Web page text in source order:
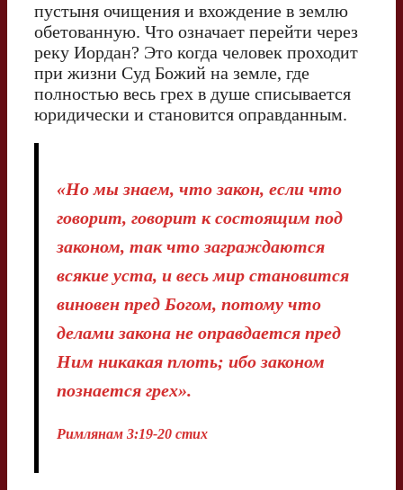
пустыня очищения и вхождение в землю
обетованную. Что означает перейти через
реку Иордан? Это когда человек проходит
при жизни Суд Божий на земле, где
полностью весь грех в душе списывается
юридически и становится оправданным.
«Но мы знаем, что закон, если что
говорит, говорит к состоящим под
законом, так что заграждаются
всякие уста, и весь мир становится
виновен пред Богом, потому что
делами закона не оправдается пред
Ним никакая плоть; ибо законом
познается грех».
Римлянам 3:19-20 стих